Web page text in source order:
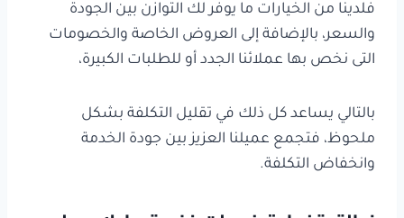
فلدينا من الخيارات ما يوفر لك التوازن بين الجودة
والسعر، بالإضافة إلى العروض الخاصة والخصومات
التى نخص بها عملائنا الجدد أو للطلبات الكبيرة،
بالتالي يساعد كل ذلك في تقليل التكلفة بشكل
ملحوظ، فتجمع عميلنا العزيز بين جودة الخدمة
وانخفاض التكلفة.